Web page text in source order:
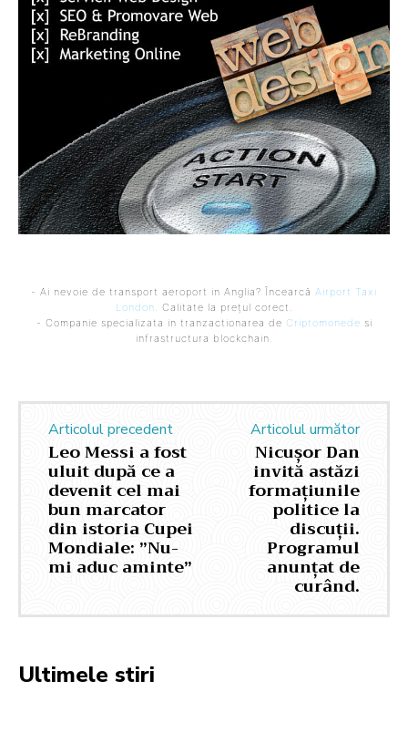
- Ai nevoie de transport aeroport in Anglia? Încearcă Airport Taxi
London. Calitate la prețul corect.
- Companie specializata in tranzactionarea de Criptomonede si
infrastructura blockchain.
Articolul precedent
Leo Messi a fost
uluit după ce a
devenit cel mai
bun marcator
din istoria Cupei
Mondiale: ”Nu-
mi aduc aminte”
Articolul următor
Nicușor Dan
invită astăzi
formațiunile
politice la
discuții.
Programul
anunțat de
curând.
Ultimele stiri